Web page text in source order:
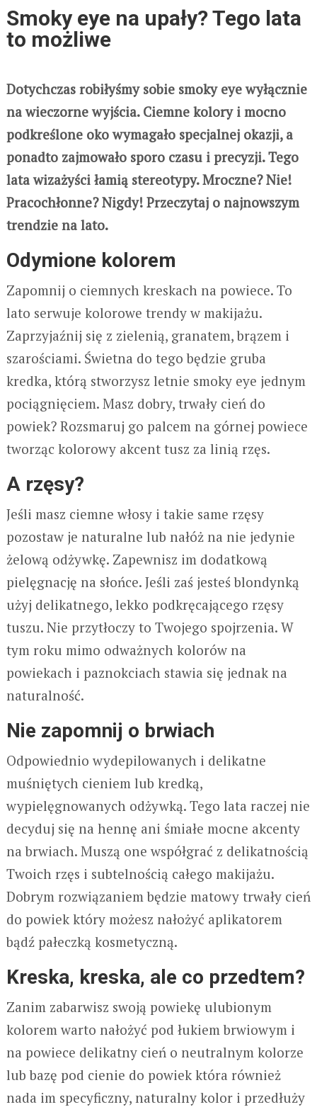
Smoky eye na upały? Tego lata
to możliwe
Dotychczas robiłyśmy sobie smoky eye wyłącznie
na wieczorne wyjścia. Ciemne kolory i mocno
podkreślone oko wymagało specjalnej okazji, a
ponadto zajmowało sporo czasu i precyzji. Tego
lata wizażyści łamią stereotypy. Mroczne? Nie!
Pracochłonne? Nigdy! Przeczytaj o najnowszym
trendzie na lato.
Odymione kolorem
Zapomnij o ciemnych kreskach na powiece. To
lato serwuje kolorowe trendy w makijażu.
Zaprzyjaźnij się z zielenią, granatem, brązem i
szarościami. Świetna do tego będzie gruba
kredka, którą stworzysz letnie smoky eye jednym
pociągnięciem. Masz dobry, trwały cień do
powiek? Rozsmaruj go palcem na górnej powiece
tworząc kolorowy akcent tusz za linią rzęs.
A rzęsy?
Jeśli masz ciemne włosy i takie same rzęsy
pozostaw je naturalne lub nałóż na nie jedynie
żelową odżywkę. Zapewnisz im dodatkową
pielęgnację na słońce. Jeśli zaś jesteś blondynką
użyj delikatnego, lekko podkręcającego rzęsy
tuszu. Nie przytłoczy to Twojego spojrzenia. W
tym roku mimo odważnych kolorów na
powiekach i paznokciach stawia się jednak na
naturalność.
Nie zapomnij o brwiach
Odpowiednio wydepilowanych i delikatne
muśniętych cieniem lub kredką,
wypielęgnowanych odżywką. Tego lata raczej nie
decyduj się na hennę ani śmiałe mocne akcenty
na brwiach. Muszą one współgrać z delikatnością
Twoich rzęs i subtelnością całego makijażu.
Dobrym rozwiązaniem będzie matowy trwały cień
do powiek który możesz nałożyć aplikatorem
bądź pałeczką kosmetyczną.
Kreska, kreska, ale co przedtem?
Zanim zabarwisz swoją powiekę ulubionym
kolorem warto nałożyć pod łukiem brwiowym i
na powiece delikatny cień o neutralnym kolorze
lub bazę pod cienie do powiek która również
nada im specyficzny, naturalny kolor i przedłuży